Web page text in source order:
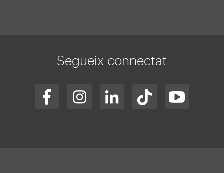
Segueix connectat